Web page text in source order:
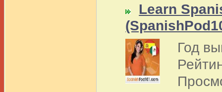
Learn
Год